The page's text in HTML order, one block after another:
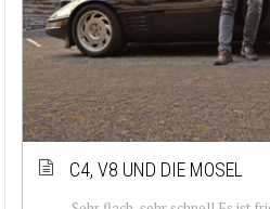
C4, V8 UND DIE MOSEL